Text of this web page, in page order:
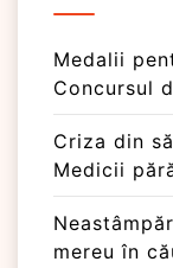
Medalii
Concursul
Criza din
Medicii
mereu în